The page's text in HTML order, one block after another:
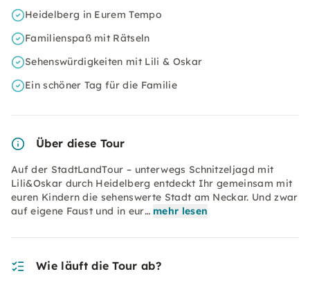
Heidelberg in Eurem Tempo
Familienspaß mit Rätseln
Sehenswürdigkeiten mit Lili & Oskar
Ein schöner Tag für die Familie
Über diese Tour
Auf der StadtLandTour – unterwegs Schnitzeljagd mit
Lili&Oskar durch Heidelberg entdeckt Ihr gemeinsam mit
euren Kindern die sehenswerte Stadt am Neckar. Und zwar
auf eigene Faust und in eur… mehr lesen
Wie läuft die Tour ab?